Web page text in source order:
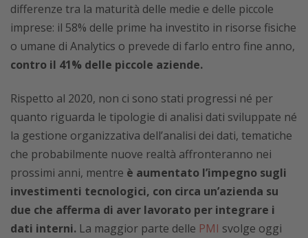
differenze tra la maturità delle medie e delle piccole
imprese: il 58% delle prime ha investito in risorse fisiche
o umane di Analytics o prevede di farlo entro fine anno,
contro il 41% delle piccole aziende.
Rispetto al 2020, non ci sono stati progressi né per
quanto riguarda le tipologie di analisi dati sviluppate né
la gestione organizzativa dell’analisi dei dati, tematiche
che probabilmente nuove realtà affronteranno nei
prossimi anni, mentre è aumentato l’impegno sugli
investimenti tecnologici, con circa un’azienda su
due che afferma di aver lavorato per integrare i
dati interni. La maggior parte delle PMI svolge oggi